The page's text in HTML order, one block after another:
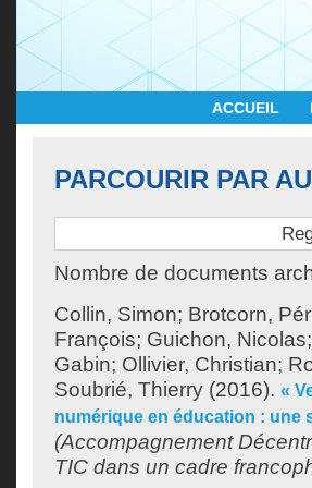
ACCUEIL
PARCOURIR PAR
Nombre de documents
Collin, Simon; Brotcorn,
François; Guichon, Nicolas;
Gabin; Ollivier, Christian;
Soubrié, Thierry (2016). «
numérique en éducation : une
(Accompagnement
TIC dans un cadre